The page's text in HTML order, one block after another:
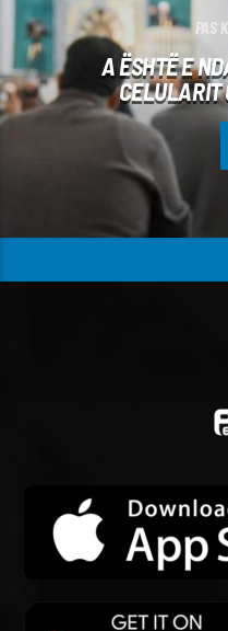
PAS
A ËSHTË E
CELULARIT